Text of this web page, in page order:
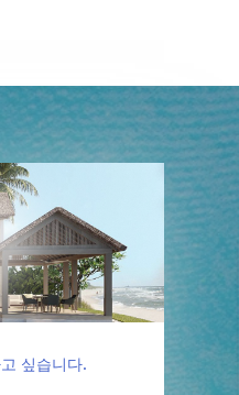
싶습니다.